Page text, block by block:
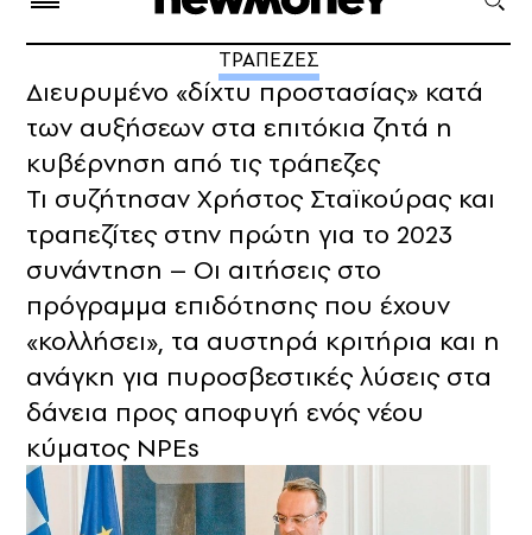
ΤΡΑΠΕΖΕΣ
Διευρυμένο «δίχτυ προστασίας» κατά
των αυξήσεων στα επιτόκια ζητά η
κυβέρνηση από τις τράπεζες
Τι συζήτησαν Χρήστος Σταϊκούρας και
τραπεζίτες στην πρώτη για το 2023
συνάντηση – Οι αιτήσεις στο
πρόγραμμα επιδότησης που έχουν
«κολλήσει», τα αυστηρά κριτήρια και η
ανάγκη για πυροσβεστικές λύσεις στα
δάνεια προς αποφυγή ενός νέου
κύματος NPEs